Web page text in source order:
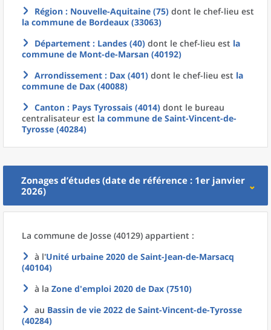
Région : Nouvelle-Aquitaine (75) dont le chef-lieu est
la commune de Bordeaux (33063)
Département : Landes (40) dont le chef-lieu est la
commune de Mont-de-Marsan (40192)
Arrondissement : Dax (401) dont le chef-lieu est la
commune de Dax (40088)
Canton : Pays Tyrossais (4014) dont le bureau
centralisateur est la commune de Saint-Vincent-de-
Tyrosse (40284)
Zonages d’études (date de référence : 1er janvier
2026)
La commune de Josse (40129) appartient :
à l'Unité urbaine 2020 de Saint-Jean-de-Marsacq
(40104)
à la Zone d'emploi 2020 de Dax (7510)
au Bassin de vie 2022 de Saint-Vincent-de-Tyrosse
(40284)